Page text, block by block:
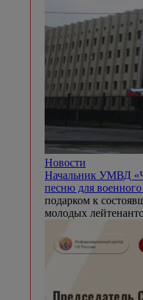
Новости
Начальник УМВД
песню для военного
подарком к
молодых